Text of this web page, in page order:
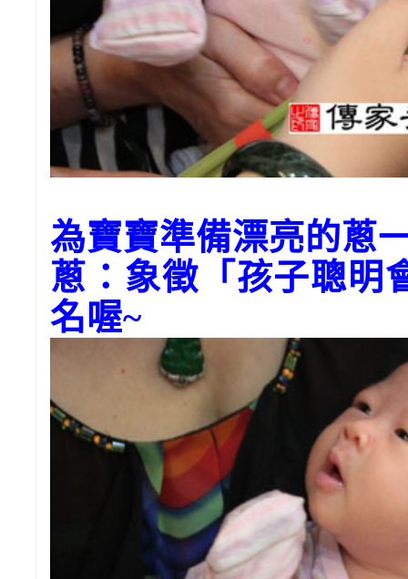
為寶寶準備漂亮的蔥
蔥：象徵「孩子聰明
名喔~